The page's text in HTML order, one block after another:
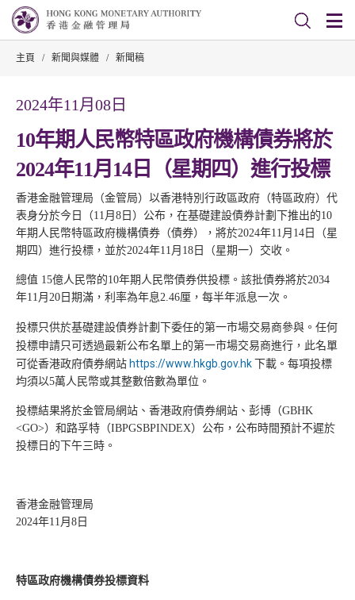
主頁 / 新聞與媒體 / 新聞稿
2024年11月08日
10年期人民幣特區政府機構債券將於
2024年11月14日（星期四）進行投標
香港金融管理局（金管局）以香港特別行政區政府（特區政府）代
表身分於今日（11月8日）公布，在基礎建設債券計劃下推出的10
年期人民幣特區政府機構債券（債券），將於2024年11月14日（星
期四）進行投標，並於2024年11月18日（星期一）交收。
總值 15億人民幣的10年期人民幣債券供投標。該批債券將於2034
年11月20日期滿，利率為年息2.46厘，每半年派息一次。
投標只供於基礎建設債券計劃下委任的第一市場交易商參與。任何
投標申請只可透過最新公布名單上的第一市場交易商進行，此名單
可從香港政府債券網站 https://www.hkgb.gov.hk下載 。 每項投標
均須以5萬人民幣或其整數倍數為單位。
投標結果將於金管局網站、香港政府債券網站、彭博（GBHK
<GO>）和路孚特（IBPGSBPINDEX）公布，公布時間預計不遲於
投標日的下午三時。
香港金融管理局
2024年11月8日
特區政府機構債券投標資料